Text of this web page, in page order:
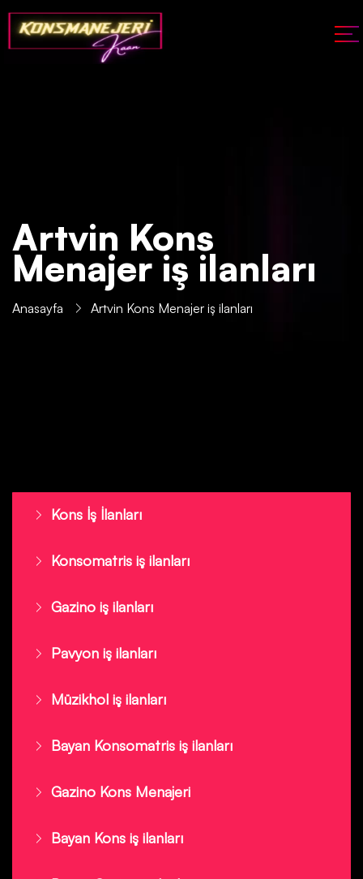
Artvin Kons
Menajer iş ilanları
Anasayfa Artvin Kons Menajer iş ilanları
Kons İş İlanları
Konsomatris iş ilanları
Gazino iş ilanları
Pavyon iş ilanları
Müzikhol iş ilanları
Bayan Konsomatris iş ilanları
Gazino Kons Menajeri
Bayan Kons iş ilanları